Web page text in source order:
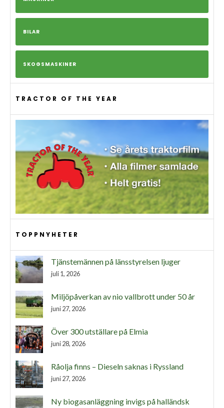
BILAR
SKOGSMASKINER
TRACTOR OF THE YEAR
TOPPNYHETER
Tjänstemännen på länsstyrelsen ljuger
juli 1, 2026
Miljöpåverkan av nio vallbrott under 50 år
juni 27, 2026
Över 300 utställare på Elmia
juni 28, 2026
Råolja finns – Dieseln saknas i Ryssland
juni 27, 2026
Ny biogasanläggning invigs på halländsk